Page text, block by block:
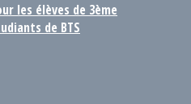
les élèves de 3ème
de BTS